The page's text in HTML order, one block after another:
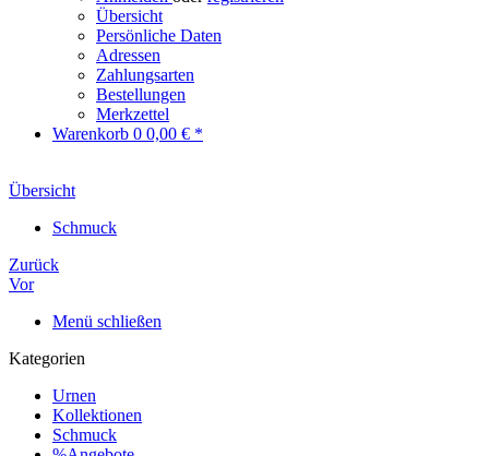
Übersicht
Persönliche Daten
Adressen
Zahlungsarten
Bestellungen
Merkzettel
Warenkorb 0 0,00 € *
Übersicht
Schmuck
Zurück
Vor
Menü schließen
Kategorien
Urnen
Kollektionen
Schmuck